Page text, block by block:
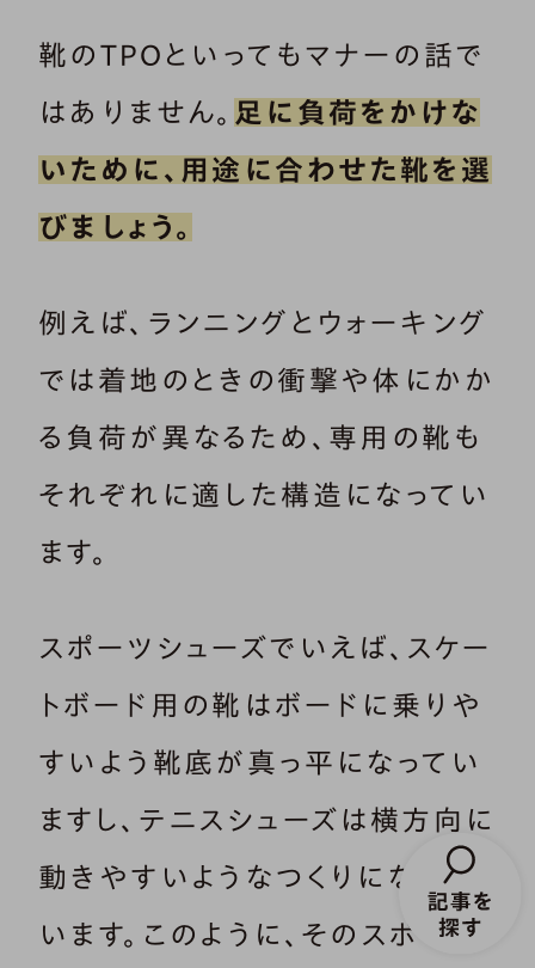
靴のTPOといってもマナーの話で
はありません。 足に負荷をかけな
いために、用途に合わせた靴を選
びましょう。
例えば、ランニングとウォーキング
では着地のときの衝撃や体にかか
る負荷が異なるため、専用の靴も
それぞれに適した構造になってい
ます。
スポーツシューズでいえば、スケー
トボード用の靴はボードに乗りや
すいよう靴底が真っ平になってい
ますし、テニスシューズは横方向に
動きやすいようなつくりになって
います。このように、そのスポーツ